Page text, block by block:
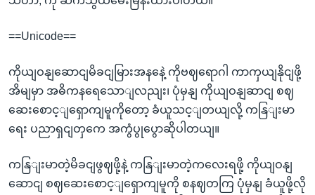
==Unicode==
ကိုယျဝနျဆောငျမိခငျမြားအနနေဲ့ ကိုဗဈရောဂါ ကာကှယျနိုငျဖို့
အိမျမှာ အဓိကနရေသောျလညျး၊ ပုံမှနျ ကိုယျဝနျဆာငျ စဈ
ဆေးစောင့ျရှောကျမူကိုတော့ ခံယူသင့ျတယျလို့ ကနြျးမာ
ရေး ပညာရှငျတှကေ အကွံပွုပွောဆိုပါတယျ။
ကနြျးမာတဲ့မိခငျဖွဈဖို့နဲ့ ကနြျးမာတဲ့ကလေးရဖို့ ကိုယျဝနျ
ဆောငျ စဈဆေးစောင့ျရှောကျမူကို စနဈတကြ ပုံမှနျ ခံယူဖို့လို